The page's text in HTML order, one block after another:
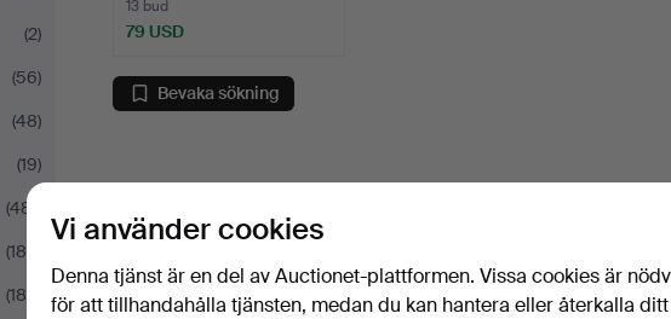
(2)
(56)
(48)
(19)
(481)
(186)
(186)
13 bud
79 USD
Bevaka sökning
Vi använder cookies
Denna tjänst är en del av Auctionet-plattformen. Vissa cookies är
för att tillhandahålla tjänsten, medan du kan hantera eller återkalla ditt